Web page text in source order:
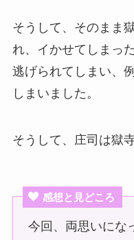
そうして、そのまま
れ、イかせてしまっ
逃げられてしまい、
しまいました。
そうして、庄司は獄
感想と見どころ
今回、両思いにな